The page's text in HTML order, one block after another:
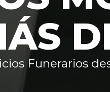
Funerarios